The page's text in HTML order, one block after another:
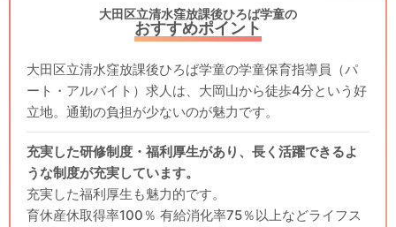
大田区立清水窪放課後ひろば学童の
おすすめポイント
大田区立清水窪放課後ひろば学童の学童保育指導員（パ
ート・アルバイト）求人は、大岡山から徒歩4分という好
立地。通勤の負担が少ないのが魅力です。
充実した研修制度・福利厚生があり、長く活躍できるよ
うな制度が充実しています。
充実した福利厚生も魅力的です。
育休産休取得率100％ 有給消化率75％以上などライフス